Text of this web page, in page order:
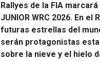
Rallyes de la FIA
JUNIOR WRC 2026. En el
futuras estrellas del
serán protagonistas
sobre la nieve y el hielo